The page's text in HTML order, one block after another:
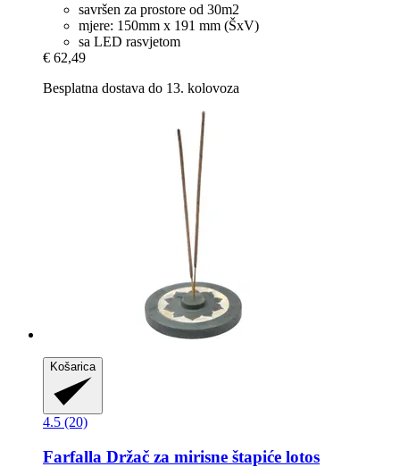
savršen za prostore od 30m2
mjere: 150mm x 191 mm (ŠxV)
sa LED rasvjetom
€ 62,49
Besplatna dostava do 13. kolovoza
Košarica
4.5 (20)
Farfalla Držač za mirisne štapiće lotos